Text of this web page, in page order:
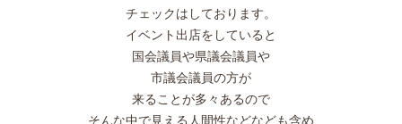
チェックはしております。
イベント出店をしていると
国会議員や県議会議員や
市議会議員の方が
来ることが多々あるので
そんな中で見える人間性などなども含め